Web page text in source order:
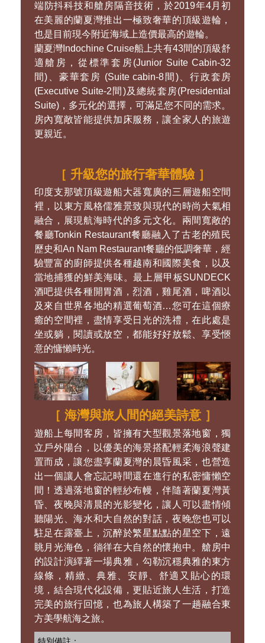
上慢行愜意的法式浪漫 。
印度支那遊船隸屬越南Huong Hai旅遊集團，
也是當地第一家提供海上過夜的五星頂級遊
船，被廣泛認為是懂得挑剔的旅客海上住宿首
選。憑藉著在海上巡航近30年的豐富經驗，依
照最現代的海事安全標準、環保廢水處理、尖
端防抖科技和艙房隔音技術，於2019年4月初
在美麗的蘭夏灣推出一極致奢華的頂級遊輪，
也是目前現今附近海域上造價最高的遊輪。
蘭夏灣Indochine Cruise船上共有43間的頂級舒
(Executive Suite-2間)及總統套房(Presidential
Suite)，多元化的選擇，可滿足您不同的需求。
房內寬敞皆能提供加床服務，讓全家人的旅遊
更親近。
［ 升級您的旅行奢華體驗 ］
印度支那號頂級遊船大器寬廣的三層遊船空間
裡，以東方風格儒雅景致與現代的時尚大氣相
融合，展現航海時代的多元文化。兩間寬敞的
餐廳Tonkin Restaurant餐廳融入了古老的殖民
歷史和An Nam Restaurant餐廳的低調奢華，經
驗豐富的廚師提供各種越南和國際美食，以及
當地捕獲的鮮美海味。最上層甲板SUNDECK
酒吧提供各種開胃酒，烈酒，雞尾酒，啤酒以
及來自世界各地的精選葡萄酒…您可在這個療
癒的空間裡，盡情享受日光的洗禮，在此處是
坐或躺，閱讀或放空，都能好好放鬆、享受愜
意的慵懶時光。
［ 海灣與旅人間的絕美詩意 ］
遊船上每間客房，皆擁有大型觀景落地窗，獨
立戶外陽台，以優美的海景搭配輕柔海浪聲建
置而成，讓您盡享蘭夏灣的晨昏風采，也營造
出一個讓人會忘記時間還在進行的私密慵懶空
間！透過落地窗的輕紗布幔，伴隨著蘭夏灣黃
昏、夜晚與清晨的光影變化，讓人可以盡情傾
聽陽光、海水和大自然的對話，夜晚您也可以
駐足在露臺上，沉醉於繁星點點的星空下，遠
眺月光海色，徜徉在大自然的懷抱中。艙房中